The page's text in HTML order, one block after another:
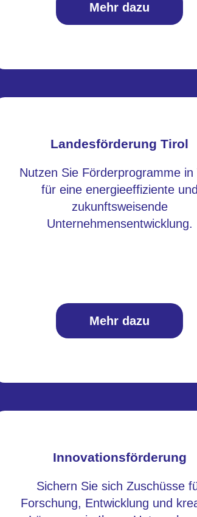
Mehr dazu
Landesförderung Tirol
Nutzen Sie Förderprogramme in
für eine energieeffiziente und
zukunftsweisende
Unternehmensentwicklung.
Mehr dazu
Innovationsförderung
Sichern Sie sich Zuschüsse
Forschung, Entwicklung und